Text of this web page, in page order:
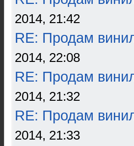
2014, 21:42
RE: Продам
2014, 22:08
RE: Продам
2014, 21:32
RE: Продам
2014, 21:33